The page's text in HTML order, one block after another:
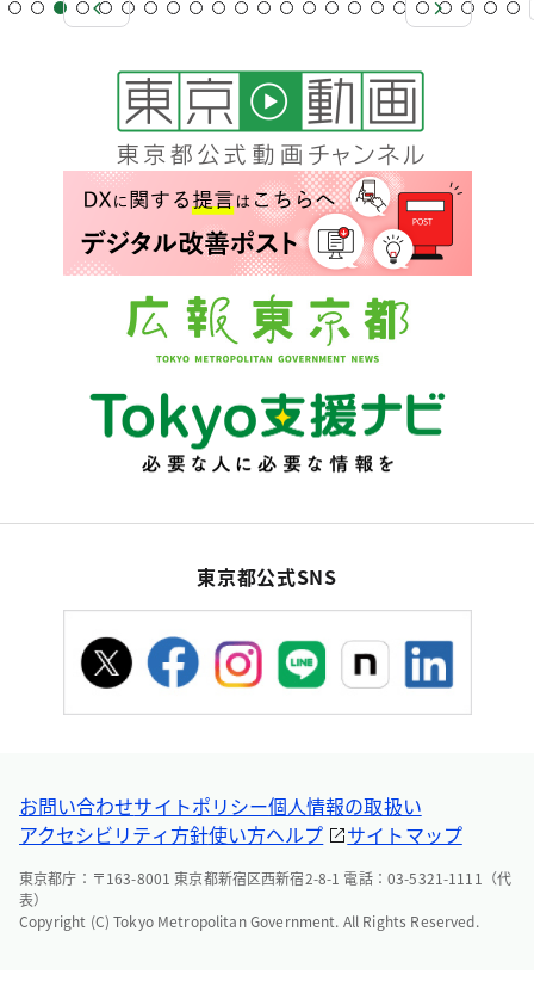
東京都公式SNS
お問い合わせサイトポリシー個人情報の取扱い
アクセシビリティ方針使い方ヘルプ サイトマップ
東京都庁：〒163-8001 東京都新宿区西新宿2-8-1 電話：03-5321-1111（代
表）
Copyright (C) Tokyo Metropolitan Government. All Rights Reserved.